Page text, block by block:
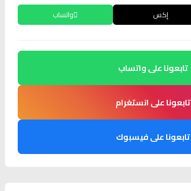
إكس واتساب
تابعونا على واتساب
تابعونا على انستغرام
تابعونا على فيسبوك